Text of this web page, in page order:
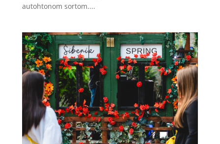
autohtonom sortom....